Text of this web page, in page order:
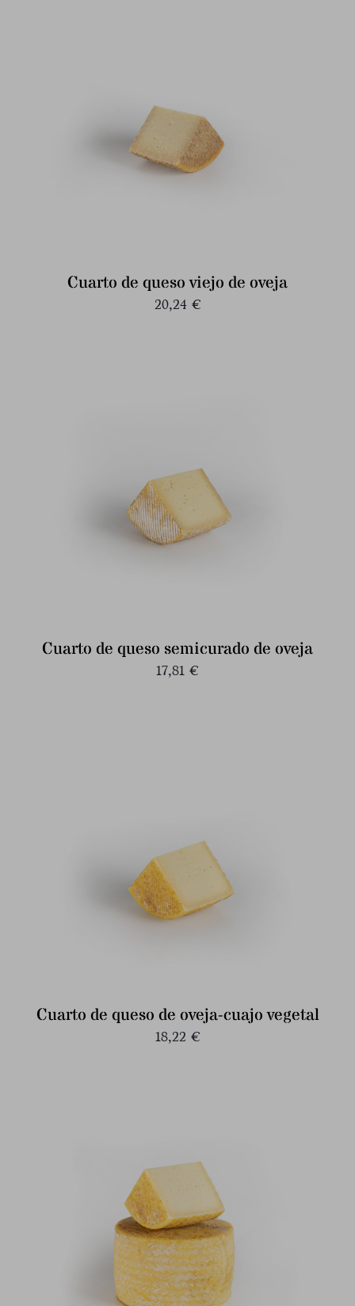
Cuarto de queso viejo de oveja
20,24 €
Cuarto de queso semicurado de oveja
17,81 €
Cuarto de queso de oveja-cuajo vegetal
18,22 €